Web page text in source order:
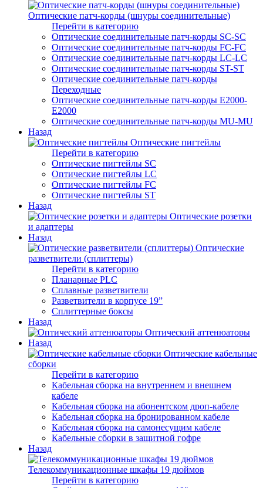
Оптические патч-корды (шнуры соединительные)
Перейти в категорию
Оптические соединительные патч-корды SC-SC
Оптические соединительные патч-корды FC-FC
Оптические соединительные патч-корды LC-LC
Оптические соединительные патч-корды ST-ST
Оптические соединительные патч-корды
Переходные
Оптические соединительные патч-корды E2000-
E2000
Оптические соединительные патч-корды MU-MU
Назад
Оптические пигтейлы
Перейти в категорию
Оптические пигтейлы SC
Оптические пигтейлы LC
Оптические пигтейлы FC
Оптические пигтейлы ST
Назад
Оптические розетки
и адаптеры
Назад
Оптические
разветвители (сплиттеры)
Перейти в категорию
Планарные PLC
Сплавные разветвители
Разветвители в корпусе 19”
Сплиттерные боксы
Назад
Оптический аттенюаторы
Назад
Оптические кабельные
сборки
Перейти в категорию
Кабельная сборка на внутреннем и внешнем
кабеле
Кабельная сборка на абонентском дроп-кабеле
Кабельная сборка на бронированном кабеле
Кабельная сборка на самонесущим кабеле
Кабельные сборки в защитной гофре
Назад
Телекоммуникационные шкафы 19 дюймов
Перейти в категорию